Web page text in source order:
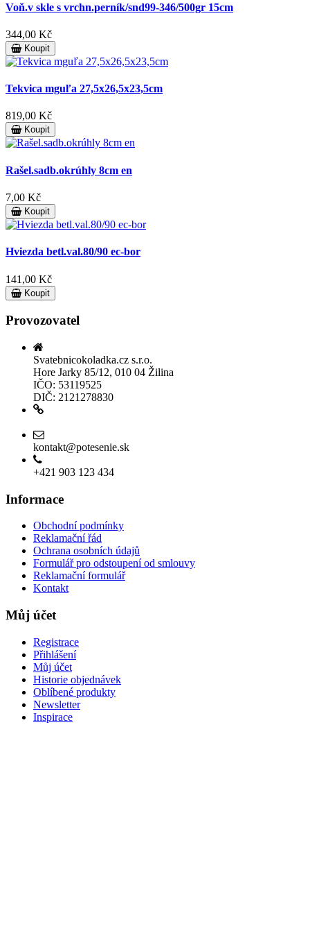
Voň.v skle s vrchn.perník/snd99-346/500gr 15cm
344,00 Kč
Koupit
Tekvica mguľa 27,5x26,5x23,5cm
819,00 Kč
Koupit
Rašel.sadb.okrúhly 8cm en
7,00 Kč
Koupit
Hviezda betl.val.80/90 ec-bor
141,00 Kč
Koupit
Provozovatel
Svatebnicokoladka.cz s.r.o.
Hore Jarky 85/12, 010 04 Žilina
IČO: 53119525
DIČ: 2121278830
kontakt@potesenie.sk
+421 903 123 434
Informace
Obchodní podmínky
Reklamační řád
Ochrana osobních údajů
Formulář pro odstoupení od smlouvy
Reklamační formulář
Kontakt
Můj účet
Registrace
Přihlášení
Můj účet
Historie objednávek
Oblíbené produkty
Newsletter
Inspirace